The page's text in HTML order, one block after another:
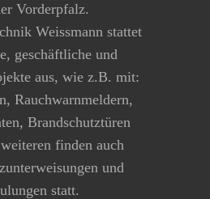
Vorderpfalz.
Weissmann stattet
geschäftliche und
aus, wie z.B. mit:
Rauchwarnmeldern,
Brandschutztüren
finden auch
und
statt.